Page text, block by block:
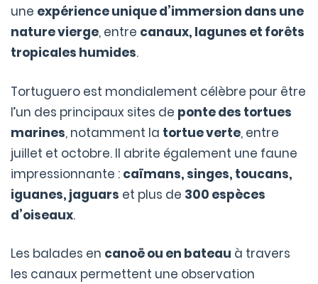
une expérience unique d’immersion dans une
nature vierge, entre canaux, lagunes et forêts
tropicales humides.
Tortuguero est mondialement célèbre pour être
l’un des principaux sites de ponte des tortues
marines, notamment la tortue verte, entre
juillet et octobre. Il abrite également une faune
impressionnante : caïmans, singes, toucans,
iguanes, jaguars et plus de 300 espèces
d’oiseaux.
Les balades en canoë ou en bateau à travers
les canaux permettent une observation